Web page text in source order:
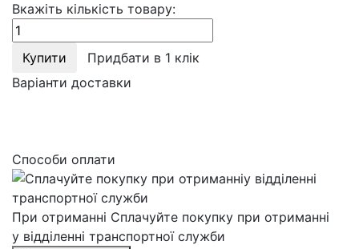
Вкажіть кількість товару:
Купити
Придбати в 1 клік
Варіанти доставки
Способи оплати
При отриманні Сплачуйте покупку при отриманні
у відділенні транспортної служби